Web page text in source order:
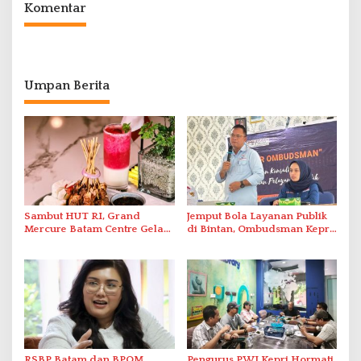
Komentar
Umpan Berita
Sambut HUT RI, Grand
Mercure Batam Centre Gelar
Jemput Bola Layanan Publik
di Bintan, Ombudsman Kepri